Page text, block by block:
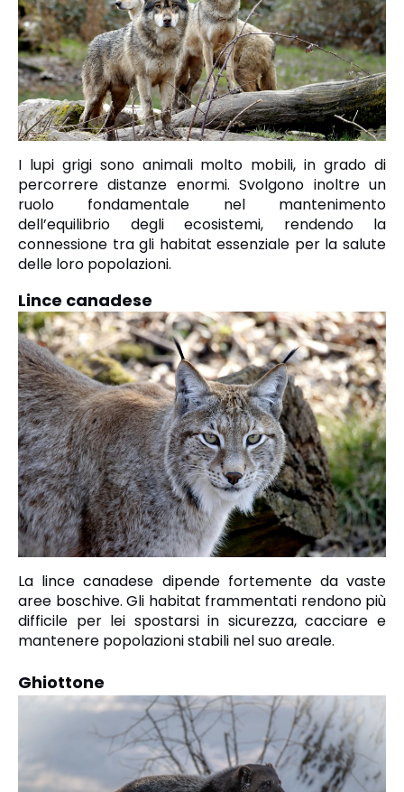
I lupi grigi sono animali molto mobili, in grado di
percorrere distanze enormi. Svolgono inoltre un
ruolo fondamentale nel mantenimento
dell’equilibrio degli ecosistemi, rendendo la
connessione tra gli habitat essenziale per la salute
delle loro popolazioni.
Lince canadese
La lince canadese dipende fortemente da vaste
aree boschive. Gli habitat frammentati rendono più
difficile per lei spostarsi in sicurezza, cacciare e
mantenere popolazioni stabili nel suo areale.
Ghiottone